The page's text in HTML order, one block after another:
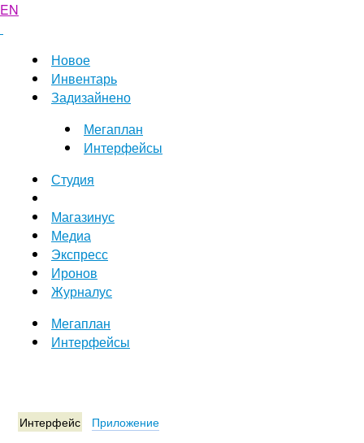
EN
Новое
Инвентарь
Задизайнено
Мегаплан
Интерфейсы
Студия
Магазинус
Медиа
Экспресс
Иронов
Журналус
Мегаплан
Интерфейсы
Интерфейс Приложение